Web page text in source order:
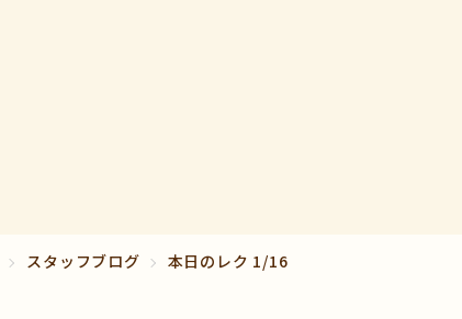
スタッフブログ 本日のレク 1/16